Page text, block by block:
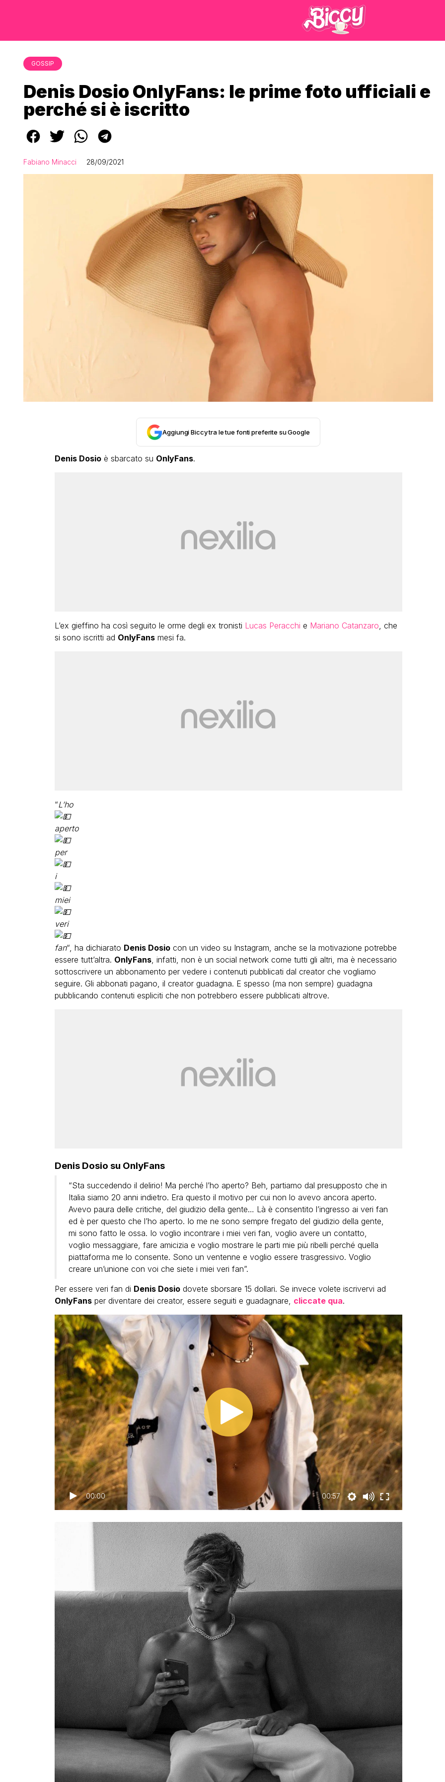
GOSSIP
Denis Dosio OnlyFans: le prime foto ufficiali e
perché si è iscritto
Fabiano Minacci 28/09/2021
Aggiungi Biccy tra le tue fonti preferite su Google
Denis Dosioè sbarcato su OnlyFans.
L’ex gieffino ha così seguito le orme degli ex tronisti Lucas Peracchi e Mariano Catanzaro , che
si sono iscritti ad OnlyFansmesi fa.
“L’ho
aperto
per
i
miei
veri
fan“, ha dichiarato Denis Dosiocon un video su Instagram, anche se la motivazione potrebbe
essere tutt’altra. OnlyFans, infatti, non è un social network come tutti gli altri, ma è necessario
sottoscrivere un abbonamento per vedere i contenuti pubblicati dal creator che vogliamo
seguire. Gli abbonati pagano, il creator guadagna. E spesso (ma non sempre) guadagna
pubblicando contenuti espliciti che non potrebbero essere pubblicati altrove.
Denis Dosio su OnlyFans
“Sta succedendo il delirio! Ma perché l’ho aperto? Beh, partiamo dal presupposto che in
Italia siamo 20 anni indietro. Era questo il motivo per cui non lo avevo ancora aperto.
Avevo paura delle critiche, del giudizio della gente… Là è consentito l’ingresso ai veri fan
ed è per questo che l’ho aperto. Io me ne sono sempre fregato del giudizio della gente,
mi sono fatto le ossa. Io voglio incontrare i miei veri fan, voglio avere un contatto,
voglio messaggiare, fare amicizia e voglio mostrare le parti mie più ribelli perché quella
piattaforma me lo consente. Sono un ventenne e voglio essere trasgressivo. Voglio
creare un’unione con voi che siete i miei veri fan”.
Per essere veri fan di Denis Dosiodovete sborsare 15 dollari. Se invece volete iscrivervi ad
OnlyFansper diventare dei creator, essere seguiti e guadagnare, cliccate qua.
00:00 00:57